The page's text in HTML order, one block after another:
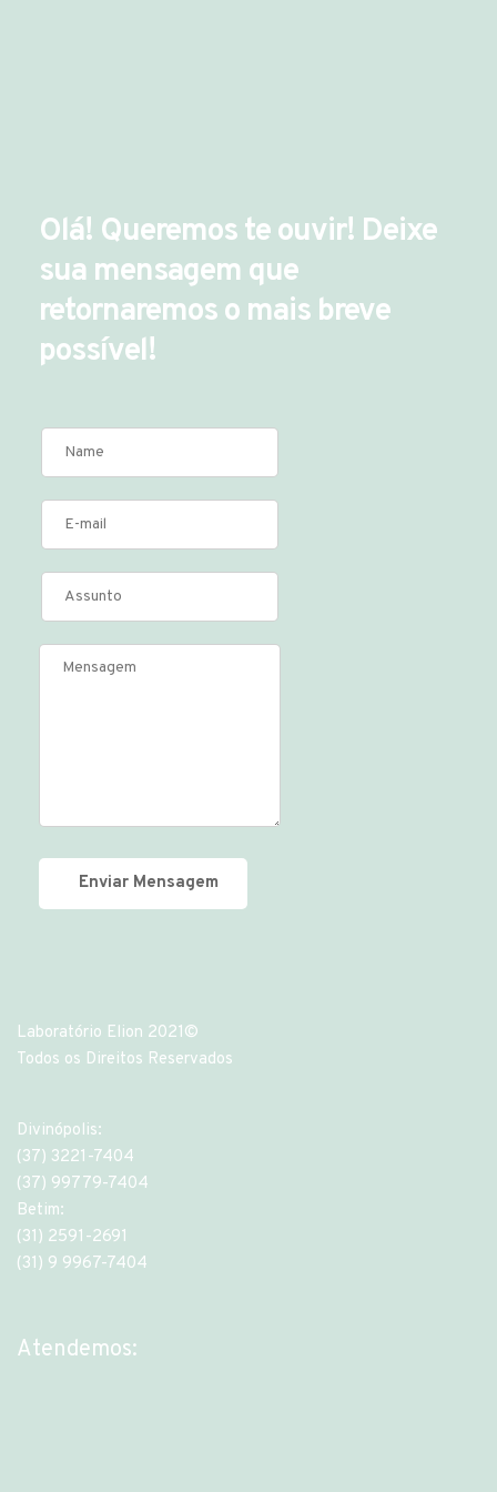
Olá! Queremos te ouvir! Deixe
sua mensagem que
retornaremos o mais breve
possível!
Enviar Mensagem
Laboratório Elion 2021©
Todos os Direitos Reservados
Divinópolis:
(37) 3221-7404
(37) 99779-7404
Betim:
(31) 2591-2691
(31) 9 9967-7404
Atendemos: